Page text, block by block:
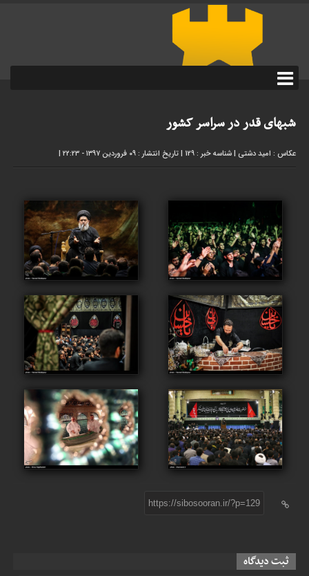
شبهای قدر در سراسر کشور
عکاس : امید دشتی |شناسه خبر : 129 |تاریخ انتشار : ۰۹ فروردین ۱۳۹۷ - ۲۲:۲۳ |
https://sibosooran.ir/?p=129
ثبت دیدگاه